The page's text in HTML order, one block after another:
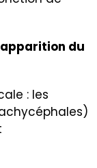
du
: les